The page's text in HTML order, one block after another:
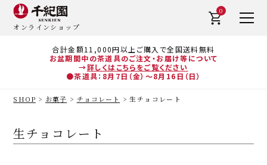
合計金額11,000円以上ご購入で全国送料無料
お盆期間中の茶道具のご注文・お届け等について
→詳しくはこちらをご覧ください
●茶道具：8月7日（金）～8月16日（日）
オンラインショップ
0
SHOP お菓子 チョコレート 生チョコレート
生チョコレート